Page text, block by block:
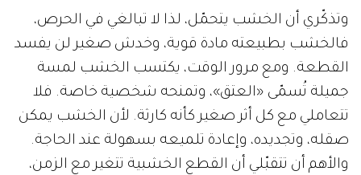
وتذكّري أن الخشب يتحمّل، لذا لا تبالغي في الحرص،
فالخشب بطبيعته مادة قوية، وخدش صغير لن يفسد
القطعة. ومع مرور الوقت، يكتسب الخشب لمسة
جميلة تُسمّى «العتق»، وتمنحه شخصية خاصة. فلا
تتعاملي مع كل أثر صغير كأنه كارثة. لأن الخشب يمكن
صقله، وتجديده، وإعادة تلميعه بسهولة عند الحاجة.
والأهم أن تتقبّلي أن القطع الخشبية تتغير مع الزمن،